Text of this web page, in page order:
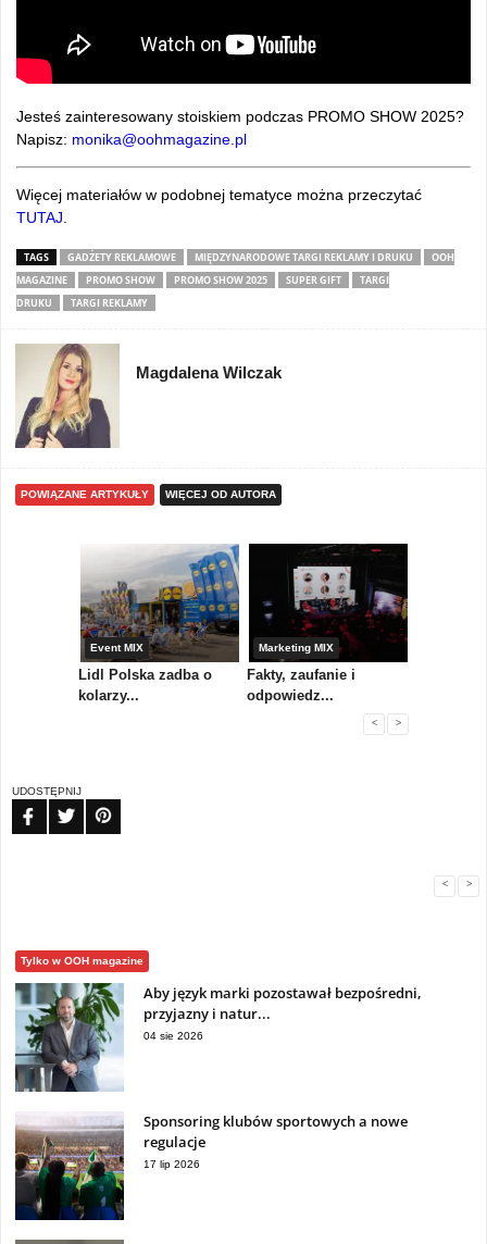
Jesteś zainteresowany stoiskiem podczas PROMO SHOW 2025?
Napisz: monika@oohmagazine.pl
Więcej materiałów w podobnej tematyce można przeczytać
TUTAJ
TAGS GADŻETY REKLAMOWE MIĘDZYNARODOWE TARGI REKLAMY I DRUKU
OOH
MAGAZINE
PROMO SHOW PROMO SHOW 2025 SUPER GIFT
TARGI
DRUKU
TARGI REKLAMY
Magdalena Wilczak
POWIĄZANE ARTYKUŁY WIĘCEJ OD AUTORA
Event MIX
Lidl Polska zadba o
kolarzy...
Marketing MIX
Fakty, zaufanie i
odpowiedz...
< >
UDOSTĘPNIJ
< >
Tylko w OOH magazine
Aby język marki pozostawał bezpośredni,
przyjazny i natur...
04 sie 2026
Sponsoring klubów sportowych a nowe
regulacje
17 lip 2026